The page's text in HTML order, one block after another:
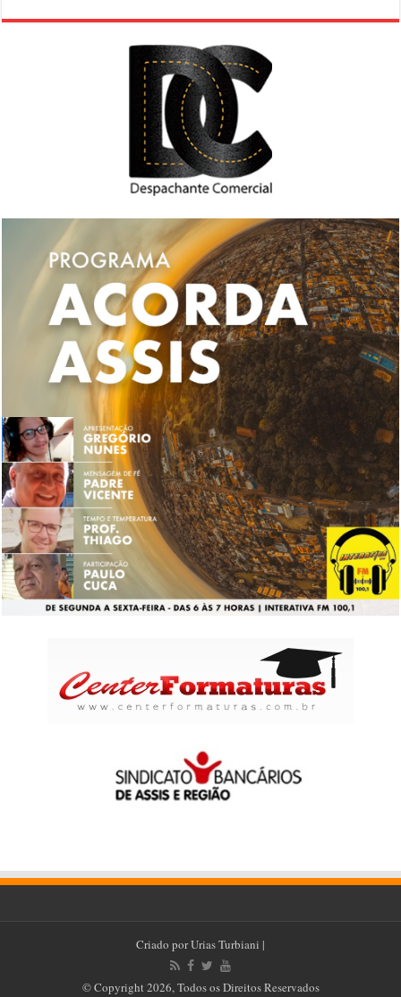
Criado porUrias Turbiani |
© Copyright 2026, Todos os Direitos Reservados